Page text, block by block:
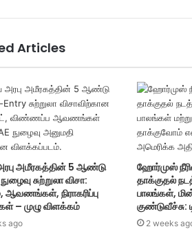
Articles
அமீரகத்தின் 5 ஆண்டு
சுற்றுலா விசா:
நிராகரிப்பு
– முழு விளக்கம்
ago
ஹோர்முஸ்
தாக்குதல்
பாலங்கள்,
குண்டுவீச்சு:
2 weeks